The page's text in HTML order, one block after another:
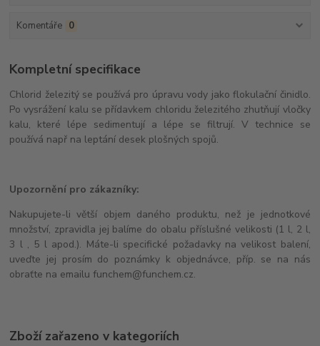
Komentáře 0
Kompletní specifikace
Chlorid železitý se používá pro úpravu vody jako flokulační činidlo.
Po vysrážení kalu se přídavkem chloridu železitého zhutňují vločky
kalu, které lépe sedimentují a lépe se filtrují. V technice se
používá např na leptání desek plošných spojů.
Upozornění pro zákazníky:
Nakupujete-li větší objem daného produktu, než je jednotkové
množství, zpravidla jej balíme do obalu příslušné velikosti (1 l, 2 l,
3 l , 5 l apod.). Máte-li specifické požadavky na velikost balení,
uveďte jej prosím do poznámky k objednávce, příp. se na nás
obraťte na emailu funchem@funchem.cz.
Zboží zařazeno v kategoriích